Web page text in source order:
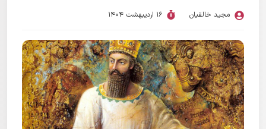
مجید خالقیان 16 اردیبهشت 1404